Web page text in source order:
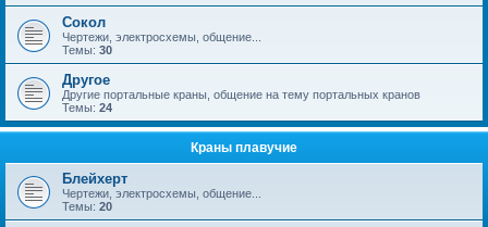
Сокол
Чертежи, электросхемы, общение...
Темы: 30
Другое
Другие портальные краны, общение на тему портальных кранов
Темы: 24
Краны плавучие
Блейхерт
Чертежи, электросхемы, общение...
Темы: 20